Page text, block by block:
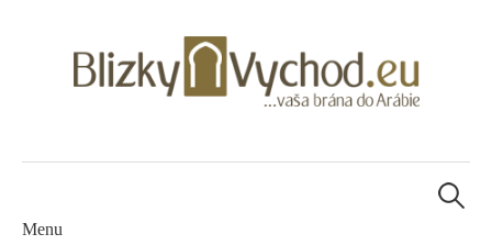
Menu
H